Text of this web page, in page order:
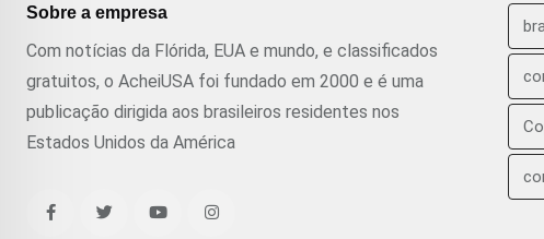
Sobre a empresa
Com notícias da Flórida, EUA e mundo, e classificados
gratuitos, o AcheiUSA foi fundado em 2000 e é uma
publicação dirigida aos brasileiros residentes nos
Estados Unidos da América